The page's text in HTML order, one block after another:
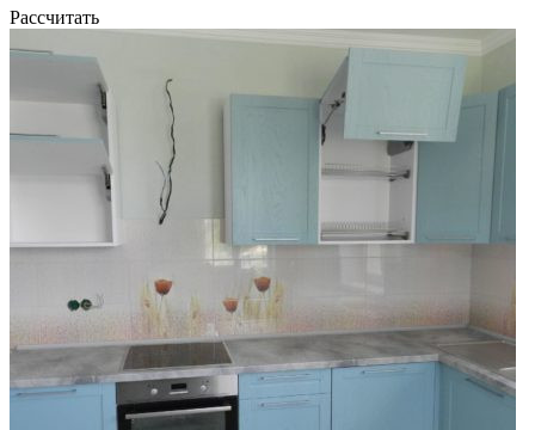
Рассчитать